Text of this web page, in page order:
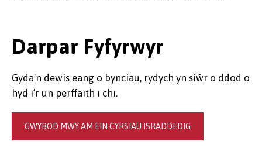
Darpar Fyfyrwyr
Gyda'n dewis eang o bynciau, rydych yn siŵr o ddod o
hyd i’r un perffaith i chi.
GWYBOD MWY AM EIN CYRSIAU ISRADDEDIG